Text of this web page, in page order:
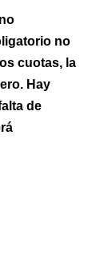
no
cuotas, la
Hay
de